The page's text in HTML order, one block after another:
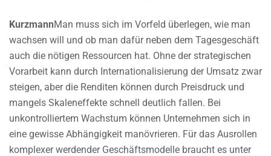
KurzmannMan muss sich im Vorfeld überlegen, wie man
wachsen will und ob man dafür neben dem Tagesgeschäft
auch die nötigen Ressourcen hat. Ohne der strategischen
Vorarbeit kann durch Internationalisierung der Umsatz zwar
steigen, aber die Renditen können durch Preisdruck und
mangels Skaleneffekte schnell deutlich fallen. Bei
unkontrolliertem Wachstum können Unternehmen sich in
eine gewisse Abhängigkeit manövrieren. Für das Ausrollen
komplexer werdender Geschäftsmodelle braucht es unter